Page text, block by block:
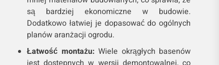
są bardziej ekonomiczne w budowie.
Dodatkowo łatwiej je dopasować do ogólnych
planów aranżacji ogrodu.
Łatwość montażu: Wiele okrągłych basenów